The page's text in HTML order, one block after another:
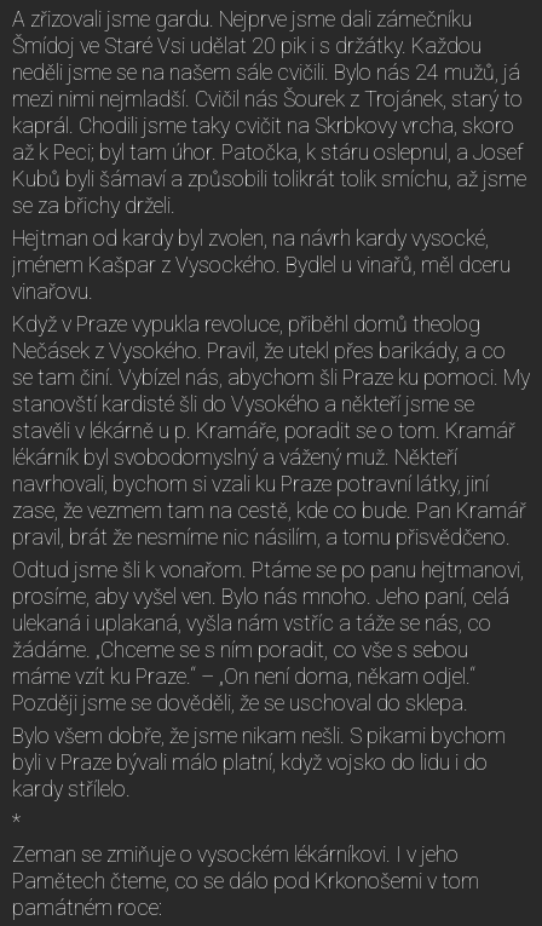
A zřizovali jsme gardu. Nejprve jsme dali zámečníku
Šmídoj ve Staré Vsi udělat 20 pik i s držátky. Každou
neděli jsme se na našem sále cvičili. Bylo nás 24 mužů, já
mezi nimi nejmladší. Cvičil nás Šourek z Trojánek, starý to
kaprál. Chodili jsme taky cvičit na Skrbkovy vrcha, skoro
až k Peci; byl tam úhor. Patočka, k stáru oslepnul, a Josef
Kubů byli šámaví a způsobili tolikrát tolik smíchu, až jsme
se za břichy drželi.
Hejtman od kardy byl zvolen, na návrh kardy vysocké,
jménem Kašpar z Vysockého. Bydlel u vinařů, měl dceru
vinařovu.
Když v Praze vypukla revoluce, přiběhl domů theolog
Nečásek z Vysokého. Pravil, že utekl přes barikády, a co
se tam činí. Vybízel nás, abychom šli Praze ku pomoci. My
stanovští kardisté šli do Vysokého a někteří jsme se
stavěli v lékárně u p. Kramáře, poradit se o tom. Kramář
lékárník byl svobodomyslný a vážený muž. Někteří
navrhovali, bychom si vzali ku Praze potravní látky, jiní
zase, že vezmem tam na cestě, kde co bude. Pan Kramář
pravil, brát že nesmíme nic násilím, a tomu přisvědčeno.
Odtud jsme šli k vonařom. Ptáme se po panu hejtmanovi,
prosíme, aby vyšel ven. Bylo nás mnoho. Jeho paní, celá
ulekaná i uplakaná, vyšla nám vstříc a táže se nás, co
žádáme. „Chceme se s ním poradit, co vše s sebou
máme vzít ku Praze.“ – „On není doma, někam odjel.“
Později jsme se dověděli, že se uschoval do sklepa.
Bylo všem dobře, že jsme nikam nešli. S pikami bychom
byli v Praze bývali málo platní, když vojsko do lidu i do
kardy střílelo.
*
Zeman se zmiňuje o vysockém lékárníkovi. I v jeho
Pamětech čteme, co se dálo pod Krkonošemi v tom
památném roce: